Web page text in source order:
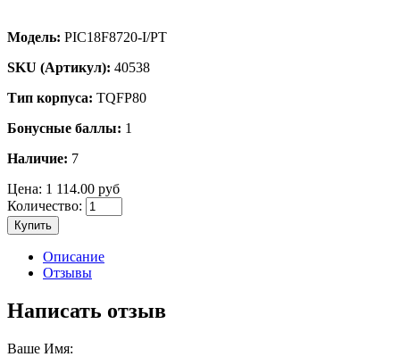
Модель: PIC18F8720-I/PT
SKU (Артикул): 40538
Тип корпуса: TQFP80
Бонусные баллы: 1
Наличие: 7
Цена: 1 114.00 руб
Количество:
Купить
Описание
Отзывы
Написать отзыв
Ваше Имя: